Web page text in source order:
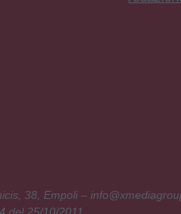
38, Empoli –